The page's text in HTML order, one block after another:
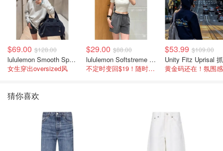
$69.00 $128.00
lululemon Smooth Spacer 经典卫衣
女生穿出oversized风
$29.00 $88.00
lululemon Softstreme 女士高腰短裤 10cm
不定时变回$19！随时点进来看
$53.99 $109.00
猜你喜欢